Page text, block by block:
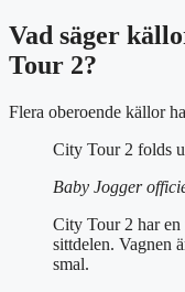
Vad säger
Tour 2?
Flera oberoende källor
City Tour 2 folds
Baby Jogger
City Tour 2 har
sittdelen. Vagnen
smal.